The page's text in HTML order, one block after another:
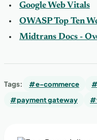
Google Web Vitals
OWASP Top Ten
Midtrans Docs -
Tags: #e-commerce
#payment gateway